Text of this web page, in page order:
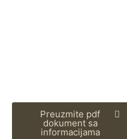
Preuzmite pdf
dokument sa
informacijama